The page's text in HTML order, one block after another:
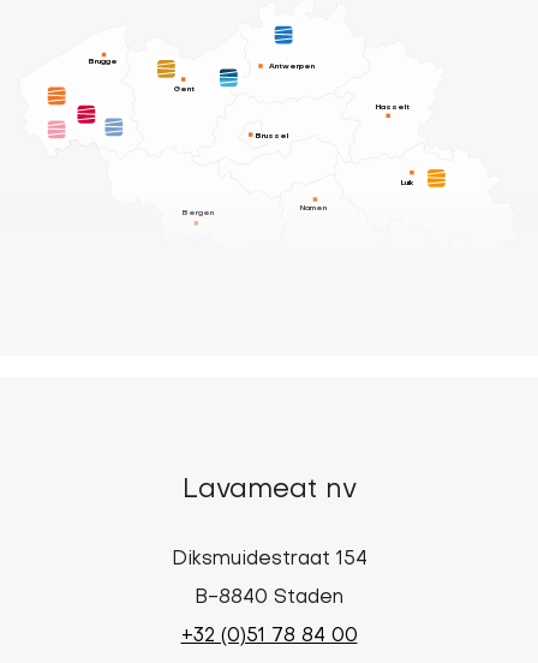
Gent
Brussel
Antwerpen
Hasselt
Brugge
Bergen
Namen
Luik
Lavameat nv
Diksmuidestraat 154
B-8840 Staden
+32 (0)51 78 84 00